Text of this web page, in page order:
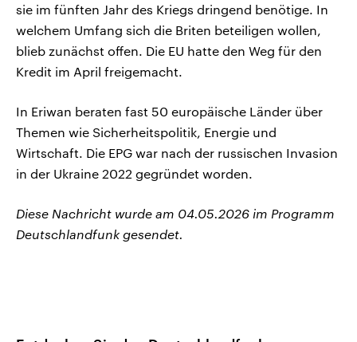
sie im fünften Jahr des Kriegs dringend benötige. In
welchem Umfang sich die Briten beteiligen wollen,
blieb zunächst offen. Die EU hatte den Weg für den
Kredit im April freigemacht.
In Eriwan beraten fast 50 europäische Länder über
Themen wie Sicherheitspolitik, Energie und
Wirtschaft. Die EPG war nach der russischen Invasion
in der Ukraine 2022 gegründet worden.
Diese Nachricht wurde am 04.05.2026 im Programm
Deutschlandfunk gesendet.